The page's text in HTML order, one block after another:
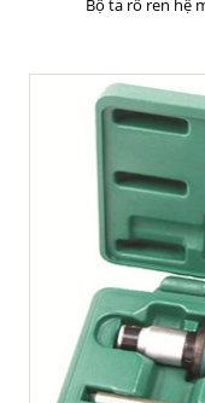
Bộ ta rô ren hệ